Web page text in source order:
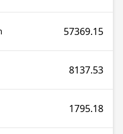
57369.15
8137.53
1795.18